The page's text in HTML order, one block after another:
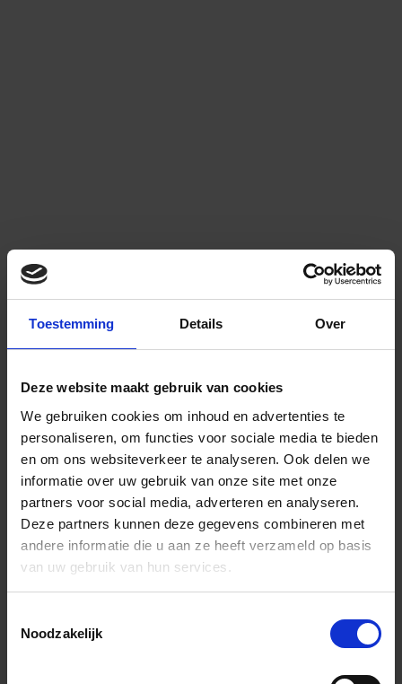
Toestemming Details Over
Deze website maakt gebruik van cookies
We gebruiken cookies om inhoud en advertenties te
personaliseren, om functies voor sociale media te bieden
en om ons websiteverkeer te analyseren. Ook delen we
informatie over uw gebruik van onze site met onze
partners voor social media, adverteren en analyseren.
Deze partners kunnen deze gegevens combineren met
andere informatie die u aan ze heeft verzameld op basis
van uw gebruik van hun services.
Noodzakelijk